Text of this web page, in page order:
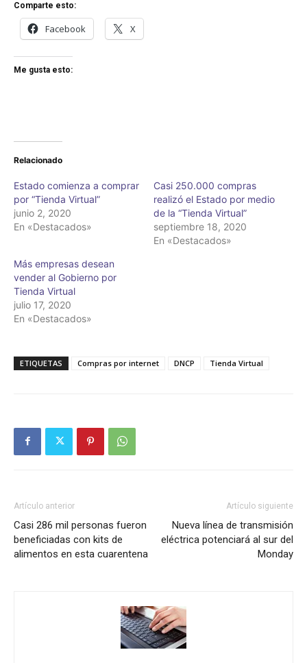
Comparte esto:
Facebook X
Me gusta esto:
Relacionado
Estado comienza a comprar
por “Tienda Virtual”
junio 2, 2020
En «Destacados»
Casi 250.000 compras
realizó el Estado por medio
de la “Tienda Virtual”
septiembre 18, 2020
En «Destacados»
Más empresas desean
vender al Gobierno por
Tienda Virtual
julio 17, 2020
En «Destacados»
ETIQUETAS Compras por internet DNCP Tienda Virtual
Artículo anterior
Casi 286 mil personas fueron
beneficiadas con kits de
alimentos en esta cuarentena
Artículo siguiente
Nueva línea de transmisión
eléctrica potenciará al sur del
Monday